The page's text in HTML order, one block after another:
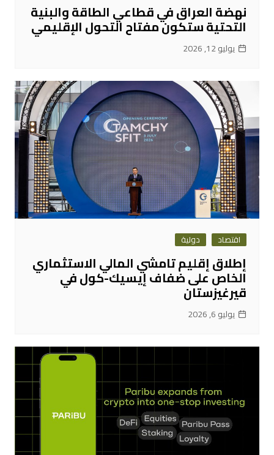
نهضة العراق في قطاعي الطاقة والبنية
التحتية ستكون مفتاح التحول الإقليمي
يوليو 12, 2026
اقتصاد دولية
إطلاق إقليم تامشي المالي الاستثماري
الخاص على ضفاف إيسيك-كول في
قيرغيزستان
يوليو 6, 2026